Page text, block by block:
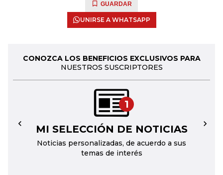
GUARDAR
UNIRSE A WHATSAPP
CONOZCA LOS BENEFICIOS EXCLUSIVOS PARA
NUESTROS SUSCRIPTORES
1
MI SELECCIÓN DE NOTICIAS
Noticias personalizadas, de acuerdo a sus
temas de interés
← →